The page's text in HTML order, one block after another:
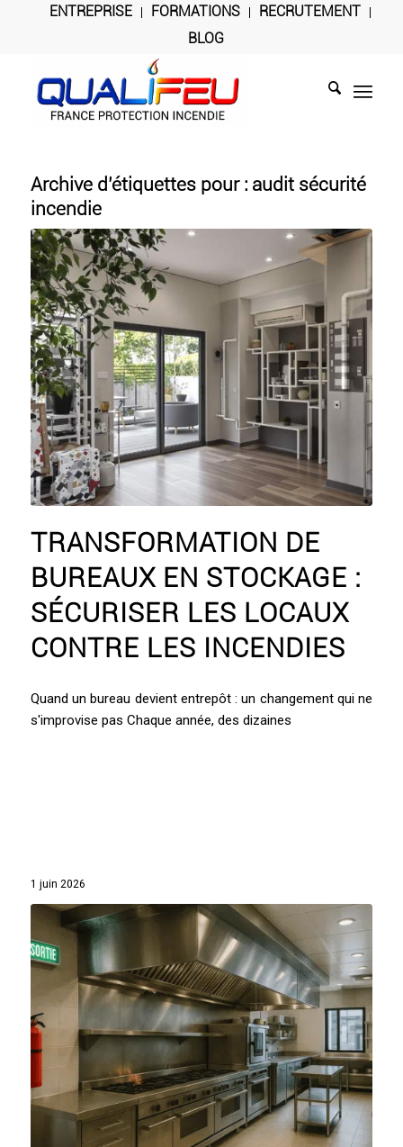
ENTREPRISE FORMATIONS
RECRUTEMENT
BLOG
Archive d’étiquettes pour : audit sécurité
incendie
TRANSFORMATION DE
BUREAUX EN STOCKAGE :
SÉCURISER LES LOCAUX
CONTRE LES INCENDIES
Quand un bureau devient entrepôt : un changement qui ne
s'improvise pas Chaque année, des dizaines
1 juin 2026